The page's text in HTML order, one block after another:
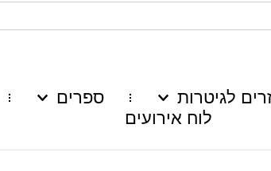
לגיטרות ספרים
לוח אירועים